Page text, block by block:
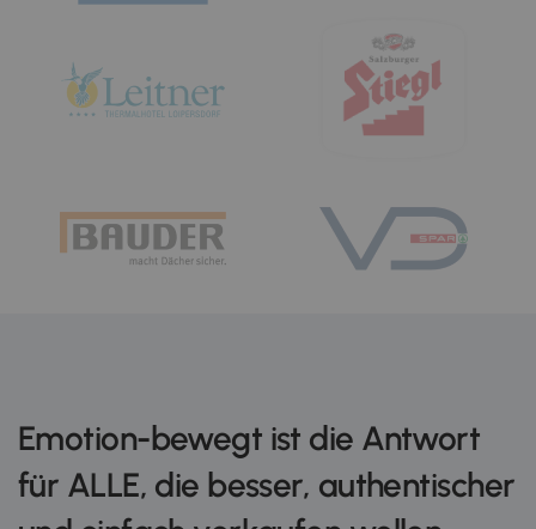
Emotion-bewegt ist die Antwort
für ALLE, die besser, authentischer